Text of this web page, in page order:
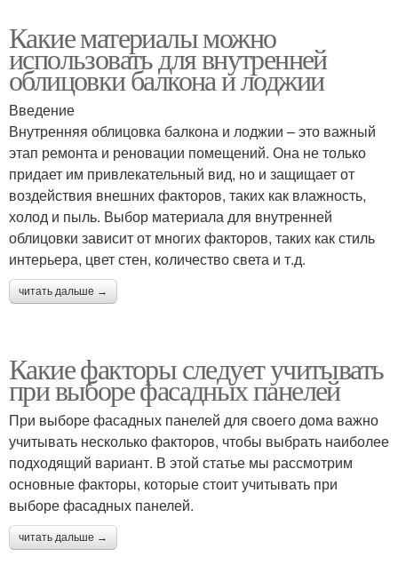
Какие материалы можно
использовать для внутренней
облицовки балкона и лоджии
Введение
Внутренняя облицовка балкона и лоджии – это важный
этап ремонта и реновации помещений. Она не только
придает им привлекательный вид, но и защищает от
воздействия внешних факторов, таких как влажность,
холод и пыль. Выбор материала для внутренней
облицовки зависит от многих факторов, таких как стиль
интерьера, цвет стен, количество света и т.д.
читать дальше →
Какие факторы следует учитывать
при выборе фасадных панелей
При выборе фасадных панелей для своего дома важно
учитывать несколько факторов, чтобы выбрать наиболее
подходящий вариант. В этой статье мы рассмотрим
основные факторы, которые стоит учитывать при
выборе фасадных панелей.
читать дальше →